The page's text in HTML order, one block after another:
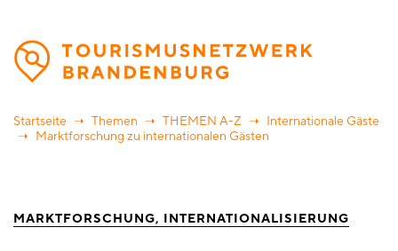
Direkt
zum
Inhalt
Startseite Themen THEMEN A-Z
Internationale Gäste
Marktforschung zu internationalen Gästen
MARKTFORSCHUNG INTERNATIONALISIERUNG